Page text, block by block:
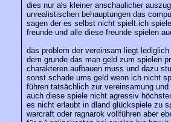
dies nur als kleiner anschaulicher
unrealistischen behauptungen das
sagen der es selbst nicht spielt.ich
freunde und alle diese freunde spielen
das problem der vereinsam liegt
dem grunde das man geld zum spielen
charakteren aufbauen muss und dazu
sonst schade ums geld wenn ich nicht
führen tatsächlich zur vereinsamung
auch diese spiele nicht agressiv
es nicht erlaubt in dland glückspiele zu
warcraft oder ragnarok vollführen aber